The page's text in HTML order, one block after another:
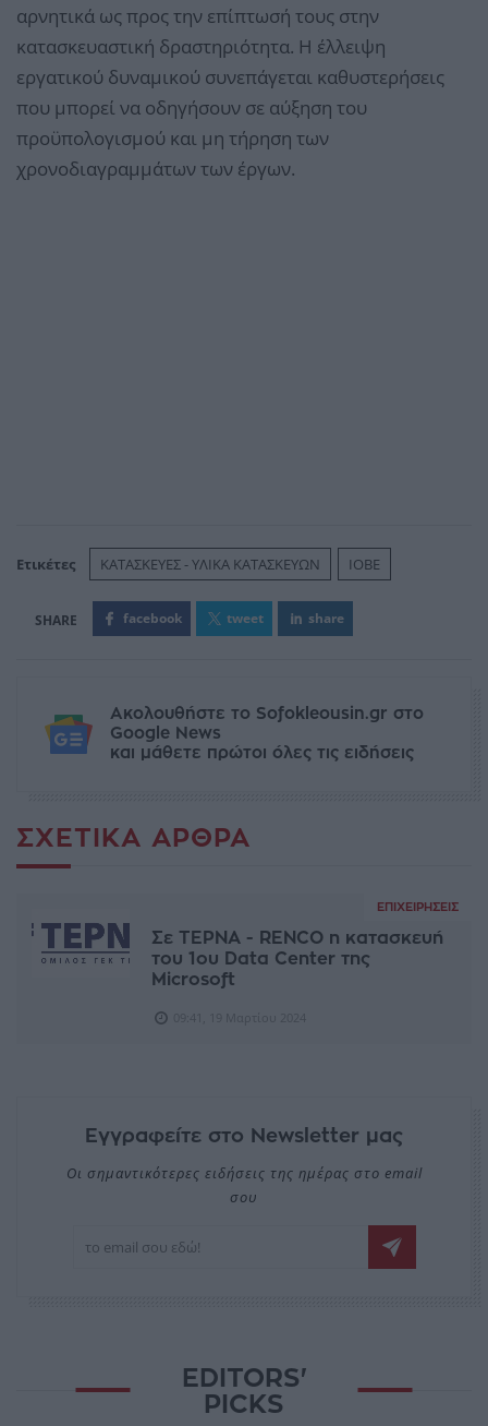
αρνητικά ως προς την επίπτωσή τους στην
κατασκευαστική δραστηριότητα. Η έλλειψη
εργατικού δυναμικού συνεπάγεται καθυστερήσεις
που μπορεί να οδηγήσουν σε αύξηση του
προϋπολογισμού και μη τήρηση των
χρονοδιαγραμμάτων των έργων.
Ετικέτες ΚΑΤΑΣΚΕΥΕΣ - ΥΛΙΚΑ ΚΑΤΑΣΚΕΥΩΝ ΙΟΒΕ
facebook tweet share
Ακολουθήστε το Sofokleousin.gr στο
Google News
και μάθετε πρώτοι όλες τις ειδήσεις
ΣΧΕΤΙΚΆ ΆΡΘΡΑ
ΕΠΙΧΕΙΡΉΣΕΙΣ
Σε TΕΡΝΑ - RENCO η κατασκευή
του 1ου Data Center της
Microsoft
Εγγραφείτε στο Newsletter μας
Οι σημαντικότερες ειδήσεις της ημέρας στο email
σου
EDITORS'
PICKS